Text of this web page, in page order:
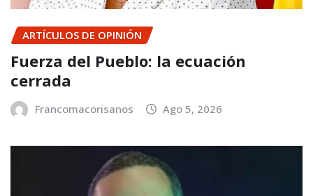
ARTÍCULOS DE OPINIÓN
Fuerza del Pueblo: la ecuación
cerrada
Francomacorisanos Ago 5, 2026